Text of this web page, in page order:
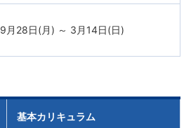
9月28日(月) ～ 3月14日(日)
基本カリキュラム